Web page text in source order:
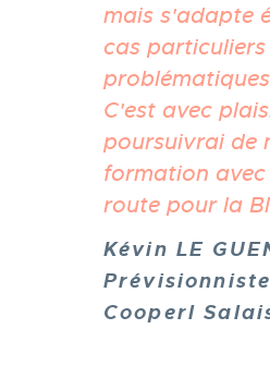
mais s'adapte
cas
C'est avec
poursuivrai de
formation avec
route pour la
Kévin LE
Cooperl